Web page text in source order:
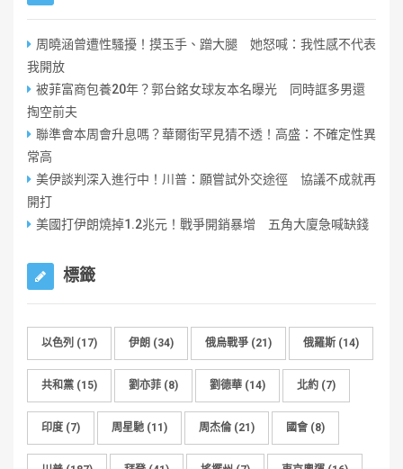
周曉涵曾遭性騷擾！摸玉手、蹭大腿 她怒喊：我性感不代表
我開放
被菲富商包養20年？郭台銘女球友本名曝光 同時誆多男還
掏空前夫
聯準會本周會升息嗎？華爾街罕見猜不透！高盛：不確定性異
常高
美伊談判深入進行中！川普：願嘗試外交途徑 協議不成就再
開打
美國打伊朗燒掉1.2兆元！戰爭開銷暴增 五角大廈急喊缺錢
標籤
以色列 (17) 伊朗 (34) 俄烏戰爭 (21) 俄羅斯 (14)
共和黨 (15) 劉亦菲 (8) 劉德華 (14) 北約 (7)
印度 (7) 周星馳 (11) 周杰倫 (21) 國會 (8)